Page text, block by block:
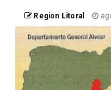
Region Litoral